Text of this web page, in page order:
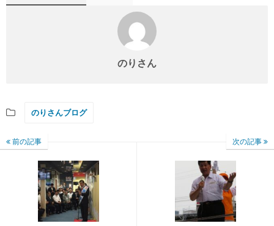
のりさん
のりさんブログ
前の記事 次の記事